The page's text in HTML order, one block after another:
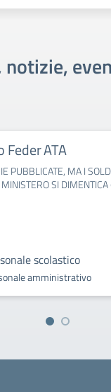
notizie,
Feder ATA
PUBBLICATE, MA I
SI
scolastico
amministrativo